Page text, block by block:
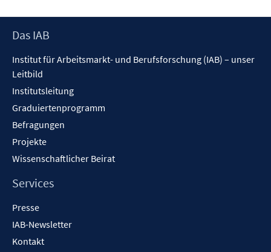
Footer
Das IAB
Institut für Arbeitsmarkt- und Berufsforschung (IAB) – unser
Leitbild
Institutsleitung
Graduiertenprogramm
Befragungen
Projekte
Wissenschaftlicher Beirat
Services
Presse
IAB-Newsletter
Kontakt